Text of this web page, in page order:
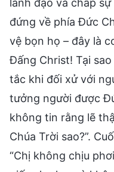
đứng về phía Đức
vệ bọn họ – đây là
Đấng Christ! Tại
tắc khi đối xử với
tưởng người được
không tin rằng lẽ
Chúa Trời sao?”.
“Chị không chịu